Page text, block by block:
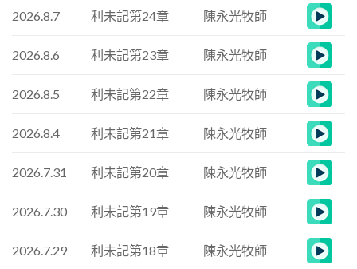
2026.8.7 利未記第24章 陳永光牧師
2026.8.6 利未記第23章 陳永光牧師
2026.8.5 利未記第22章 陳永光牧師
2026.8.4 利未記第21章 陳永光牧師
2026.7.31 利未記第20章 陳永光牧師
2026.7.30 利未記第19章 陳永光牧師
2026.7.29 利未記第18章 陳永光牧師